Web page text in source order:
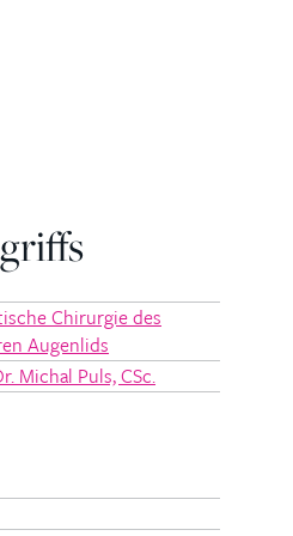
Chirurgie des
Augenlids
Michal Puls, CSc.